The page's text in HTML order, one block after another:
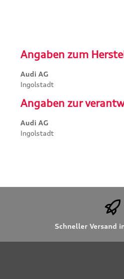
Angaben zum
Audi AG
Ingolstadt
Angaben zur
Audi AG
Ingolstadt
Schneller Versand